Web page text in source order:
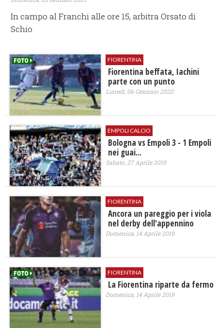
In campo al Franchi alle ore 15, arbitra Orsato di
Schio
FIORENTINA
Fiorentina beffata, Iachini
parte con un punto
Lunedì, 06 Gennaio 2020
EMPOLI CALCIO
Bologna vs Empoli 3 - 1 Empoli
nei guai...
Sabato, 27 Aprile 2019
FIORENTINA
Ancora un pareggio per i viola
nel derby dell'appennino
Domenica, 14 Aprile 2019
FIORENTINA
La Fiorentina riparte da fermo
Domenica, 14 Aprile 2019